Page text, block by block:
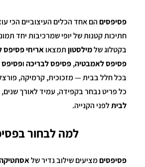
פסיפסיםהם אחד הכלים העיצוביים הכי
חתיכות קטנות של יופי שמרכיבות יחד
בקטלוג שלמילסטוןתמצאואריחי
פסיפס לאמבטיה,פסיפס לבריכהופסיפס
בכל חלל בבית — מזכוכית, קרמיקה,
כל פריט נבחר בקפידה, עמיד לאורך שנים,
לביתלפני הקנייה.
למה לבחור
פסיפסיםמציעים שילוב נדיר של